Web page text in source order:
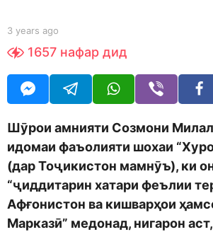
b
S
h
d
o
3 years ago
e
g
1657 нафар дид
Шӯрои амнияти Созмони
идомаи фаъолияти шохаи
(дар Тоҷикистон мамнӯъ), ки
“ҷиддитарин хатари феълии
Афғонистон ва кишварҳои
Марказӣ” медонад, нигарон аст,